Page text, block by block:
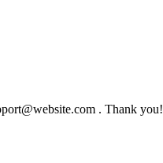
. Thank you!